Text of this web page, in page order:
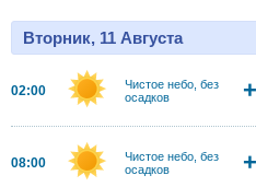
Вторник, 11 Августа
02:00
Чистое небо, без
осадков
08:00
Чистое небо, без
осадков